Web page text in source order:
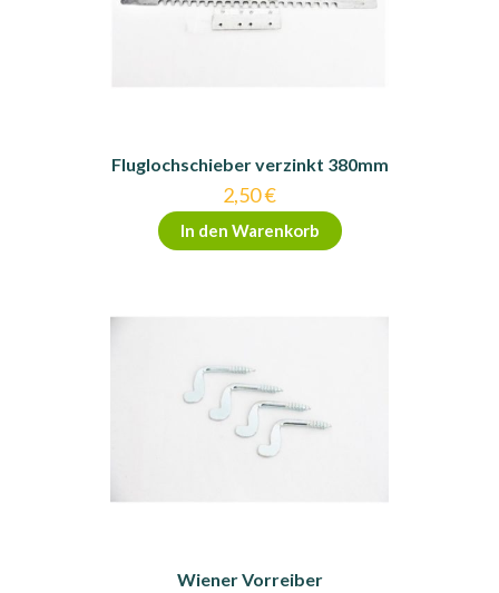
Fluglochschieber verzinkt 380mm
2,50€
In den Warenkorb
Wiener Vorreiber